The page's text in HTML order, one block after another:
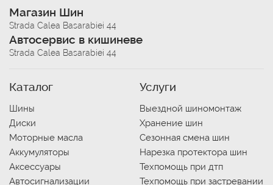
Магазин Шин
Strada Calea Basarabiei 44
Автосервис в кишиневе
Strada Calea Basarabiei 44
Каталог
Шины
Диски
Моторные масла
Аккумуляторы
Аксессуары
Автосигнализации
Услуги
Выездной шиномонтаж
Хранение шин
Сезонная смена шин
Нарезка протектора шин
Техпомощь при дтп
Техпомощь при застревании